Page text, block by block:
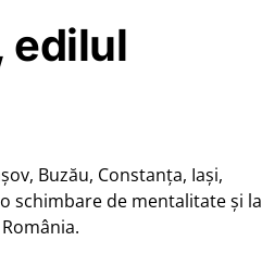
edilul
Buzău, Constanța, Iași,
schimbare de mentalitate și la